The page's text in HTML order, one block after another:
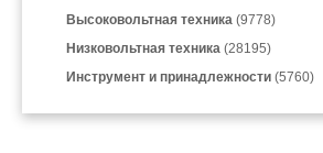
Высоковольтная техника (9778)
Низковольтная техника (28195)
Инструмент и принадлежности (5760)